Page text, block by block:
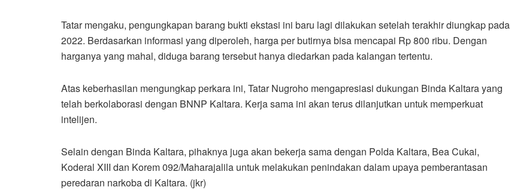
Tatar mengaku, pengungkapan barang bukti ekstasi ini baru lagi dilakukan setelah terakhir diungkap pada
2022. Berdasarkan informasi yang diperoleh, harga per butirnya bisa mencapai Rp 800 ribu. Dengan
harganya yang mahal, diduga barang tersebut hanya diedarkan pada kalangan tertentu.
Atas keberhasilan mengungkap perkara ini, Tatar Nugroho mengapresiasi dukungan Binda Kaltara yang
telah berkolaborasi dengan BNNP Kaltara. Kerja sama ini akan terus dilanjutkan untuk memperkuat
intelijen.
Selain dengan Binda Kaltara, pihaknya juga akan bekerja sama dengan Polda Kaltara, Bea Cukai,
Koderal XIII dan Korem 092/Maharajalila untuk melakukan penindakan dalam upaya pemberantasan
peredaran narkoba di Kaltara. (jkr)